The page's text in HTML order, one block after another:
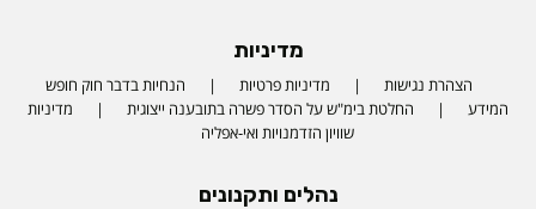
מדיניות
הצהרת נגישות מדיניות פרטיות
הנחיות בדבר חוק חופש
המידע
החלטת בימ"ש על הסדר פשרה בתובענה ייצוגית
מדיניות
שוויון הזדמנויות ואי-אפליה
נהלים ותקנונים